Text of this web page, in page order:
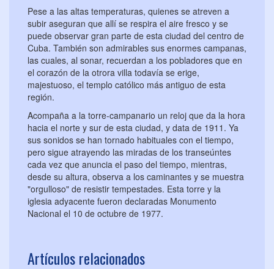
Pese a las altas temperaturas, quienes se atreven a
subir aseguran que allí se respira el aire fresco y se
puede observar gran parte de esta ciudad del centro de
Cuba. También son admirables sus enormes campanas,
las cuales, al sonar, recuerdan a los pobladores que en
el corazón de la otrora villa todavía se erige,
majestuoso, el templo católico más antiguo de esta
región.
Acompaña a la torre-campanario un reloj que da la hora
hacia el norte y sur de esta ciudad, y data de 1911. Ya
sus sonidos se han tornado habituales con el tiempo,
pero sigue atrayendo las miradas de los transeúntes
cada vez que anuncia el paso del tiempo, mientras,
desde su altura, observa a los caminantes y se muestra
"orgulloso" de resistir tempestades. Esta torre y la
iglesia adyacente fueron declaradas Monumento
Nacional el 10 de octubre de 1977.
Artículos relacionados